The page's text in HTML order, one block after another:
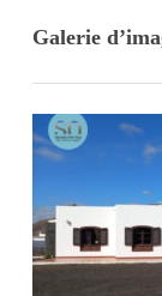
Galerie